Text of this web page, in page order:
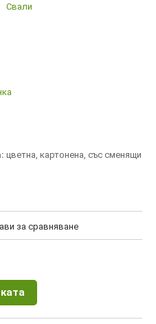
Свали
цветна, картонена, със сменящи
за сравняване